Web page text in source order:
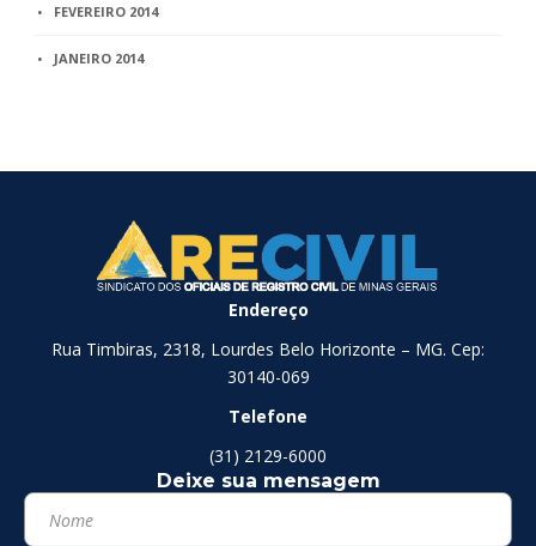
FEVEREIRO 2014
JANEIRO 2014
Endereço
Rua Timbiras, 2318, Lourdes Belo Horizonte – MG. Cep:
30140-069
Telefone
(31) 2129-6000
Deixe sua mensagem